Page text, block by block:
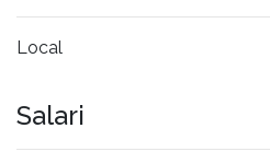
Local
Salari